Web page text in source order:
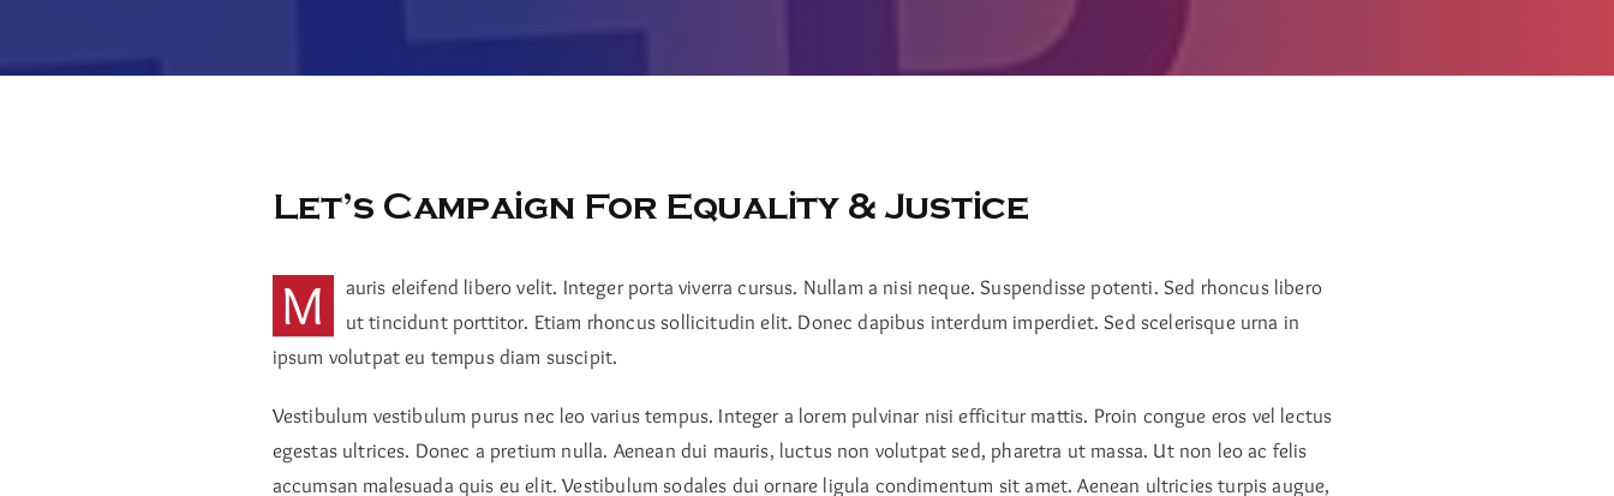
Let’s Campaign For Equality & Justice
M
auris eleifend libero velit. Integer porta viverra cursus. Nullam a nisi neque. Suspendisse potenti. Sed rhoncus libero
ut tincidunt porttitor. Etiam rhoncus sollicitudin elit. Donec dapibus interdum imperdiet. Sed scelerisque urna in
ipsum volutpat eu tempus diam suscipit.
Vestibulum vestibulum purus nec leo varius tempus. Integer a lorem pulvinar nisi efficitur mattis. Proin congue eros vel lectus
egestas ultrices. Donec a pretium nulla. Aenean dui mauris, luctus non volutpat sed, pharetra ut massa. Ut non leo ac felis
accumsan malesuada quis eu elit. Vestibulum sodales dui ornare ligula condimentum sit amet. Aenean ultricies turpis augue,